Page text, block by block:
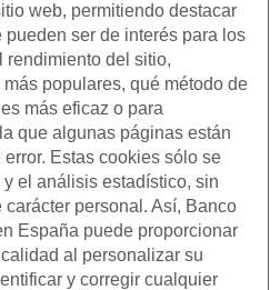
web, permitiendo destacar
ser de interés para los
rendimiento del sitio,
populares, qué método de
más eficaz o para
que algunas páginas están
Estas cookies sólo se
el análisis estadístico, sin
personal. Así, Banco
España puede proporcionar
al personalizar su
y corregir cualquier